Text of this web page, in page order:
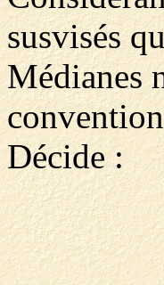
susvisés
Médianes
Décide :